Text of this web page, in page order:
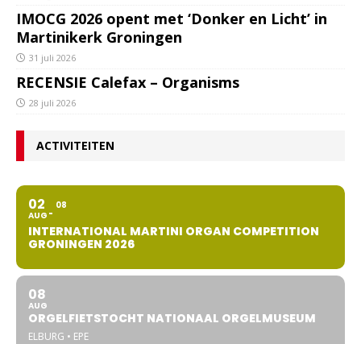
IMOCG 2026 opent met ‘Donker en Licht’ in
Martinikerk Groningen
31 juli 2026
RECENSIE Calefax – Organisms
28 juli 2026
ACTIVITEITEN
02
AUG
08
INTERNATIONAL MARTINI ORGAN COMPETITION
GRONINGEN 2026
08
AUG
ORGELFIETSTOCHT NATIONAAL ORGELMUSEUM
ELBURG • EPE